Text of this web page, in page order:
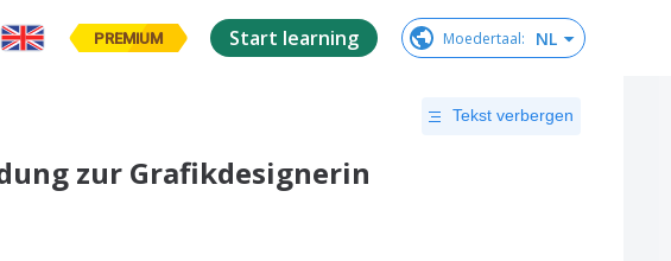
PREMIUM Start learning Moedertaal: NL
Tekst verbergen
zur Grafikdesignerin